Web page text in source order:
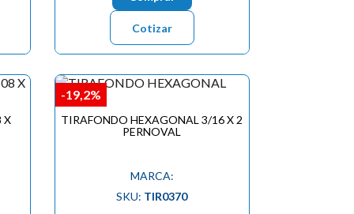
Cotizar
X
TIRAFONDO HEXAGONAL 3/16 X 2
PERNOVAL
MARCA:
SKU: TIR0370
-19,2%